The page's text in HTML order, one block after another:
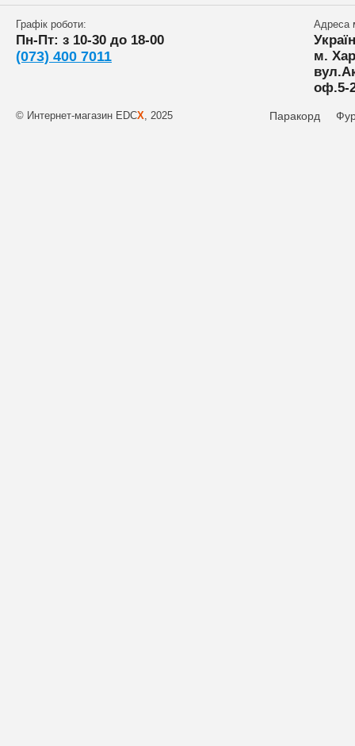
Графік роботи:
Пн-Пт: з 10-30 до 18-00
(073) 400 7011
Адреса
м.
оф.5-
© Интернет-магазин EDCX, 2025 Паракорд